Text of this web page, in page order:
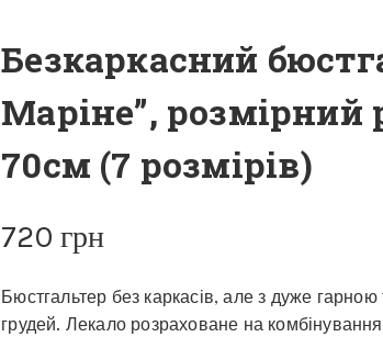
Безкаркасний
Маріне”, розмірний
70см (7 розмірів)
720грн
Бюстгальтер без каркасів, але з дуже
грудей. Лекало розраховане на